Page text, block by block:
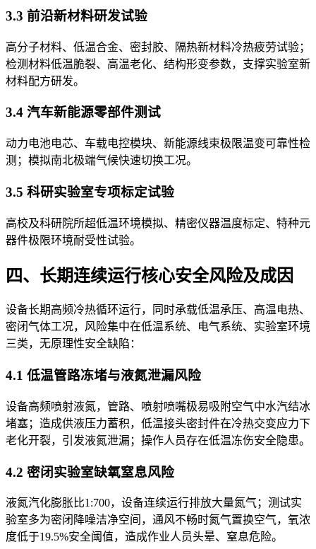
3.3 前沿新材料研发试验
高分子材料、低温合金、密封胶、隔热新材料冷热疲劳试验；
检测材料低温脆裂、高温老化、结构形变参数，支撑实验室新
材料配方研发。
3.4 汽车新能源零部件测试
动力电池电芯、车载电控模块、新能源线束极限温变可靠性检
测；模拟南北极端气候快速切换工况。
3.5 科研实验室专项标定试验
高校及科研院所超低温环境模拟、精密仪器温度标定、特种元
器件极限环境耐受性试验。
四、长期连续运行核心安全风险及成因
设备长期高频冷热循环运行，同时承载低温承压、高温电热、
密闭气体工况，风险集中在低温系统、电气系统、实验室环境
三类，无原理性安全缺陷：
4.1 低温管路冻堵与液氮泄漏风险
设备高频喷射液氮，管路、喷射喷嘴极易吸附空气中水汽结冰
堵塞；造成供液压力蓄积，低温接头密封件在冷热交变应力下
老化开裂，引发液氮泄漏；操作人员存在低温冻伤安全隐患。
4.2 密闭实验室缺氧窒息风险
液氮汽化膨胀比1:700，设备连续运行排放大量氮气；测试实
验室多为密闭降噪洁净空间，通风不畅时氮气置换空气，氧浓
度低于19.5%安全阈值，造成作业人员头晕、窒息危险。